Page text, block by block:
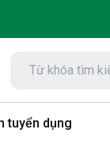
tuyển dụng